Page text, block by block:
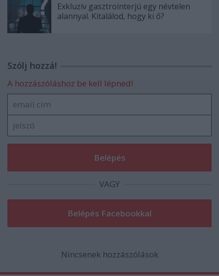
Exkluzív gasztrointerjú egy névtelen
alannyal. Kitalálod, hogy ki ő?
Szólj hozzá!
A hozzászóláshoz be kell lépned!
VAGY
Nincsenek hozzászólások